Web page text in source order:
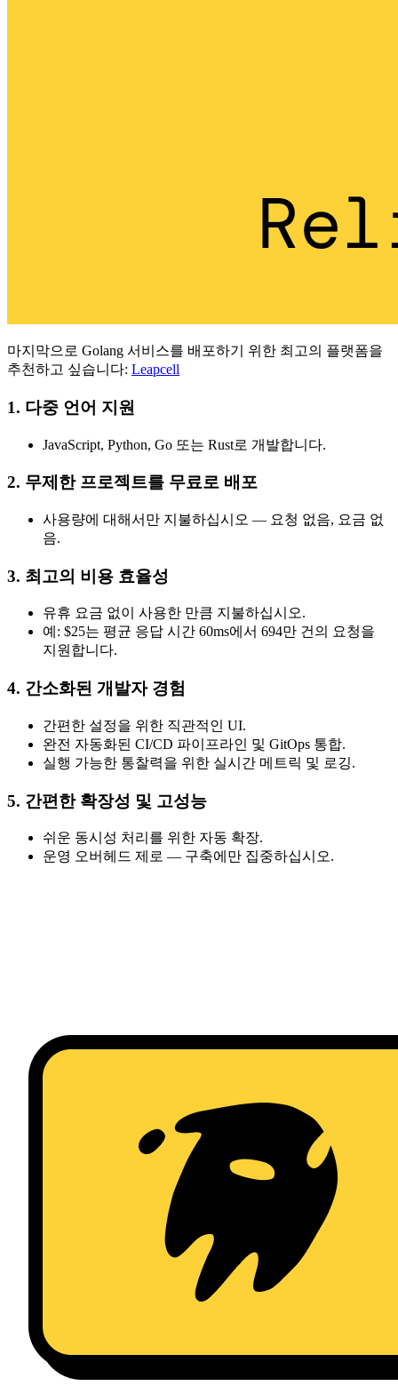
마지막으로 Golang 서비스를 배포하기 위한 최고의 플랫폼을
추천하고 싶습니다: Leapcell
1. 다중 언어 지원
JavaScript, Python, Go 또는 Rust로 개발합니다.
2. 무제한 프로젝트를 무료로 배포
사용량에 대해서만 지불하십시오 — 요청 없음, 요금 없
음.
3. 최고의 비용 효율성
유휴 요금 없이 사용한 만큼 지불하십시오.
예: $25는 평균 응답 시간 60ms에서 694만 건의 요청을
지원합니다.
4. 간소화된 개발자 경험
간편한 설정을 위한 직관적인 UI.
완전 자동화된 CI/CD 파이프라인 및 GitOps 통합.
실행 가능한 통찰력을 위한 실시간 메트릭 및 로깅.
5. 간편한 확장성 및 고성능
쉬운 동시성 처리를 위한 자동 확장.
운영 오버헤드 제로 — 구축에만 집중하십시오.